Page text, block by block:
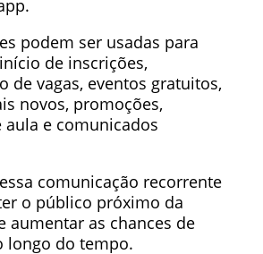
podem ser usadas para
de inscrições,
de vagas, eventos gratuitos,
novos, promoções,
aula e comunicados
comunicação recorrente
o público próximo da
aumentar as chances de
longo do tempo.